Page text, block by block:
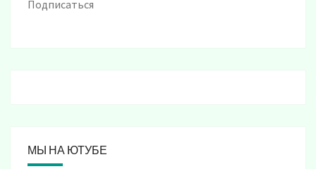
Подписаться
МЫ НА ЮТУБЕ